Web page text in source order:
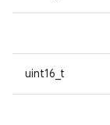
uint16_t